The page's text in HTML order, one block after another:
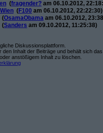
(fragender? am 06.10.2012,
(F100 am 06.10.2012, 22:22:30)
(OsamaObama am 06.10.2012,
(Sanders am 09.10.2012, 11:25:38)
Diskussionsplattform.
Inhalt der Beiträge und behält sich das
anstößigem Inhalt zu löschen.